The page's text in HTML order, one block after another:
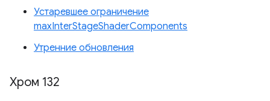
Устаревшее ограничение
maxInterStageShaderComponents
Утренние обновления
Хром 132